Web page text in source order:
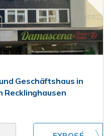
Geschäftshaus in